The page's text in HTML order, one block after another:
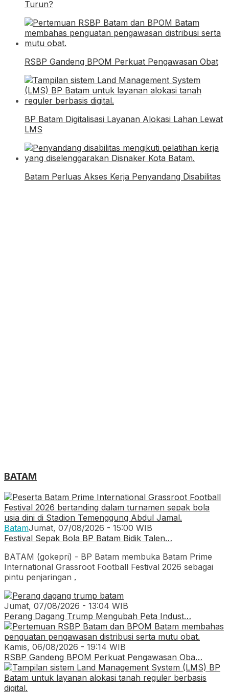
Turun?
RSBP Gandeng BPOM Perkuat Pengawasan Obat
BP Batam Digitalisasi Layanan Alokasi Lahan Lewat
LMS
Batam Perluas Akses Kerja Penyandang Disabilitas
BATAM
BatamJumat, 07/08/2026 - 15:00 WIB
Festival Sepak Bola BP Batam Bidik Talen…
BATAM (gokepri) - BP Batam membuka Batam Prime
International Grassroot Football Festival 2026 sebagai
pintu penjaringan .
Jumat, 07/08/2026 - 13:04 WIB
Perang Dagang Trump Mengubah Peta Indust…
Kamis, 06/08/2026 - 19:14 WIB
RSBP Gandeng BPOM Perkuat Pengawasan Oba…